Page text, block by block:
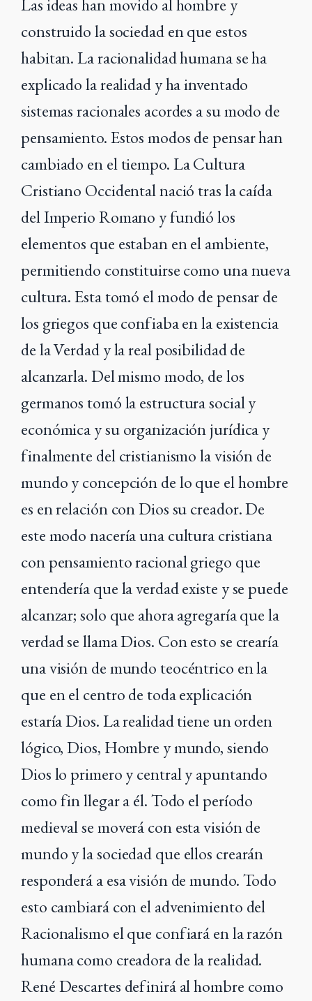
Las ideas han movido al hombre y
construido la sociedad en que estos
habitan. La racionalidad humana se ha
explicado la realidad y ha inventado
sistemas racionales acordes a su modo de
pensamiento. Estos modos de pensar han
cambiado en el tiempo. La Cultura
Cristiano Occidental nació tras la caída
del Imperio Romano y fundió los
elementos que estaban en el ambiente,
permitiendo constituirse como una nueva
cultura. Esta tomó el modo de pensar de
los griegos que confiaba en la existencia
de la Verdad y la real posibilidad de
alcanzarla. Del mismo modo, de los
germanos tomó la estructura social y
económica y su organización jurídica y
finalmente del cristianismo la visión de
mundo y concepción de lo que el hombre
es en relación con Dios su creador. De
este modo nacería una cultura cristiana
con pensamiento racional griego que
entendería que la verdad existe y se puede
alcanzar; solo que ahora agregaría que la
verdad se llama Dios. Con esto se crearía
una visión de mundo teocéntrico en la
que en el centro de toda explicación
estaría Dios. La realidad tiene un orden
lógico, Dios, Hombre y mundo, siendo
Dios lo primero y central y apuntando
como fin llegar a él. Todo el período
medieval se moverá con esta visión de
mundo y la sociedad que ellos crearán
responderá a esa visión de mundo. Todo
esto cambiará con el advenimiento del
Racionalismo el que confiará en la razón
humana como creadora de la realidad.
René Descartes definirá al hombre como